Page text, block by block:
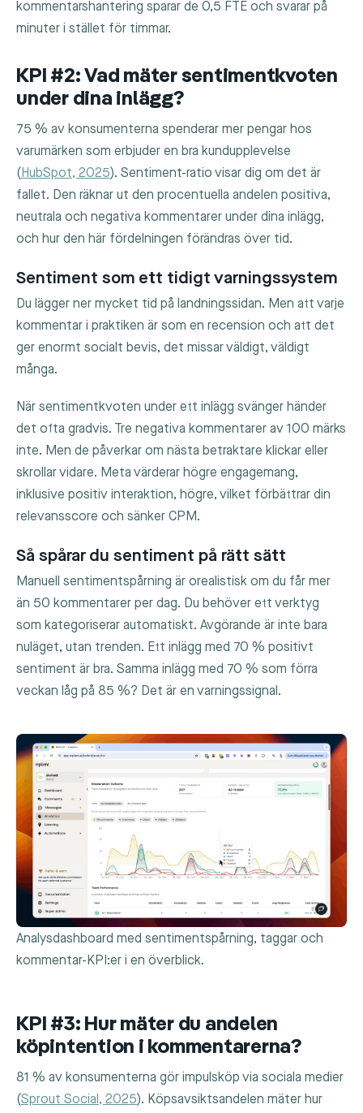
kommentarshantering sparar de 0,5 FTE och svarar på
minuter i stället för timmar.
KPI #2: Vad mäter sentimentkvoten
under dina inlägg?
75 % av konsumenterna spenderar mer pengar hos
varumärken som erbjuder en bra kundupplevelse
(HubSpot, 2025). Sentiment-ratio visar dig om det är
fallet. Den räknar ut den procentuella andelen positiva,
neutrala och negativa kommentarer under dina inlägg,
och hur den här fördelningen förändras över tid.
Sentiment som ett tidigt varningssystem
Du lägger ner mycket tid på landningssidan. Men att varje
kommentar i praktiken är som en recension och att det
ger enormt socialt bevis, det missar väldigt, väldigt
många.
När sentimentkvoten under ett inlägg svänger händer
det ofta gradvis. Tre negativa kommentarer av 100 märks
inte. Men de påverkar om nästa betraktare klickar eller
skrollar vidare. Meta värderar högre engagemang,
inklusive positiv interaktion, högre, vilket förbättrar din
relevansscore och sänker CPM.
Så spårar du sentiment på rätt sätt
Manuell sentimentspårning är orealistisk om du får mer
än 50 kommentarer per dag. Du behöver ett verktyg
som kategoriserar automatiskt. Avgörande är inte bara
nuläget, utan trenden. Ett inlägg med 70 % positivt
sentiment är bra. Samma inlägg med 70 % som förra
veckan låg på 85 %? Det är en varningssignal.
Analysdashboard med sentimentspårning, taggar och
kommentar-KPI:er i en överblick.
KPI #3: Hur mäter du andelen
köpintention i kommentarerna?
81 % av konsumenterna gör impulsköp via sociala medier
(Sprout Social, 2025). Köpsavsiktsandelen mäter hur